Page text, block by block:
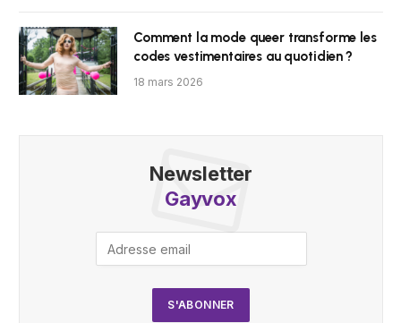
Comment la mode queer transforme les
codes vestimentaires au quotidien ?
18 mars 2026
Newsletter
Gayvox